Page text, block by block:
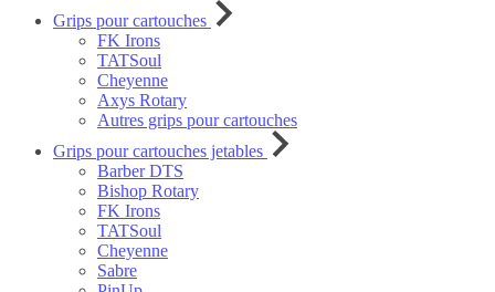
Grips pour cartouches
FK Irons
TATSoul
Cheyenne
Axys Rotary
Autres grips pour cartouches
Grips pour cartouches jetables
Barber DTS
Bishop Rotary
FK Irons
TATSoul
Cheyenne
Sabre